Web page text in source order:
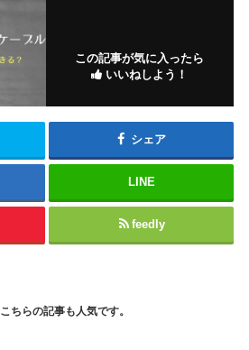
この記事が気に入ったら
いいねしよう！
シェア
LINE
feedly
こちらの記事も人気です。